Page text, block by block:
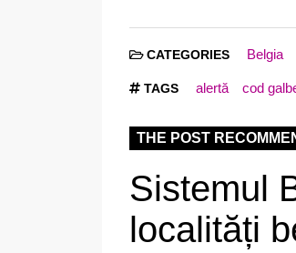
CATEGORIES Belgia
TAGS alertă cod
THE POST
Sistemul
localități